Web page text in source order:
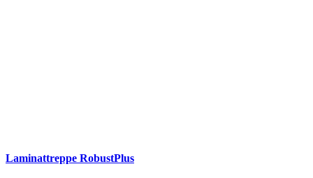
Laminattreppe RobustPlus